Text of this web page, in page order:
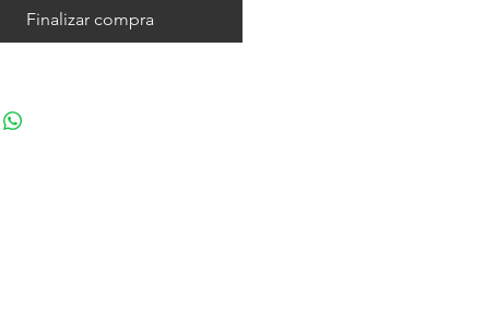
Finalizar compra